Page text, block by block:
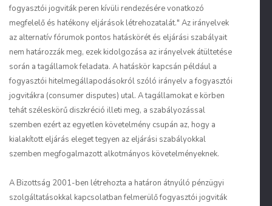
fogyasztói jogviták peren kívüli rendezésére vonatkozó
megfelelő és hatékony eljárások létrehozatalát." Az irányelvek
az alternatív fórumok pontos hatáskörét és eljárási szabályait
nem határozzák meg, ezek kidolgozása az irányelvek átültetése
során a tagállamok feladata. A hatáskör kapcsán például a
fogyasztói hitelmegállapodásokról szóló irányelv a fogyasztói
jogvitákra (consumer disputes) utal. A tagállamokat e körben
tehát széleskörű diszkréció illeti meg, a szabályozással
szemben ezért az egyetlen követelmény csupán az, hogy a
kialakított eljárás eleget tegyen az eljárási szabályokkal
szemben megfogalmazott alkotmányos követelményeknek.
A Bizottság 2001-ben létrehozta a határon átnyúló pénzügyi
szolgáltatásokkal kapcsolatban felmerülő fogyasztói jogviták